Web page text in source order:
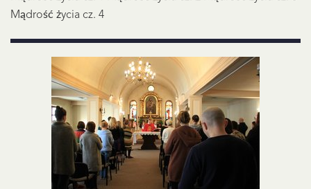
Mądrość życia cz. 4